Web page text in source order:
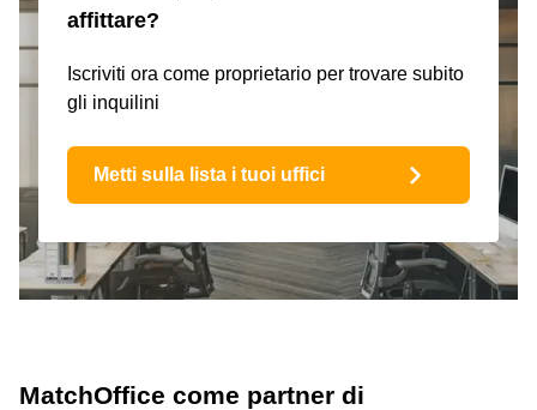
affittare?
Iscriviti ora come proprietario per trovare subito
gli inquilini
Metti sulla lista i tuoi uffici
MatchOffice come partner di